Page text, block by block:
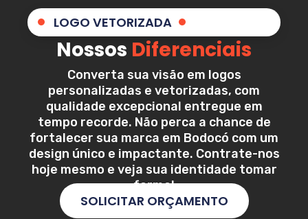
LOGO VETORIZADA
Nossos Diferenciais
Converta sua visão em logos
personalizadas e vetorizadas, com
qualidade excepcional entregue em
tempo recorde. Não perca a chance de
fortalecer sua marca em Bodocó com um
design único e impactante. Contrate-nos
hoje mesmo e veja sua identidade tomar
forma!
SOLICITAR ORÇAMENTO